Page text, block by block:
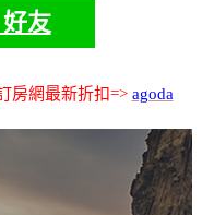
友
房網最新折扣=> agoda